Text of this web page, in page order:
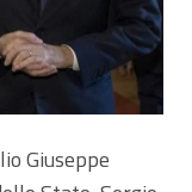
Giuseppe